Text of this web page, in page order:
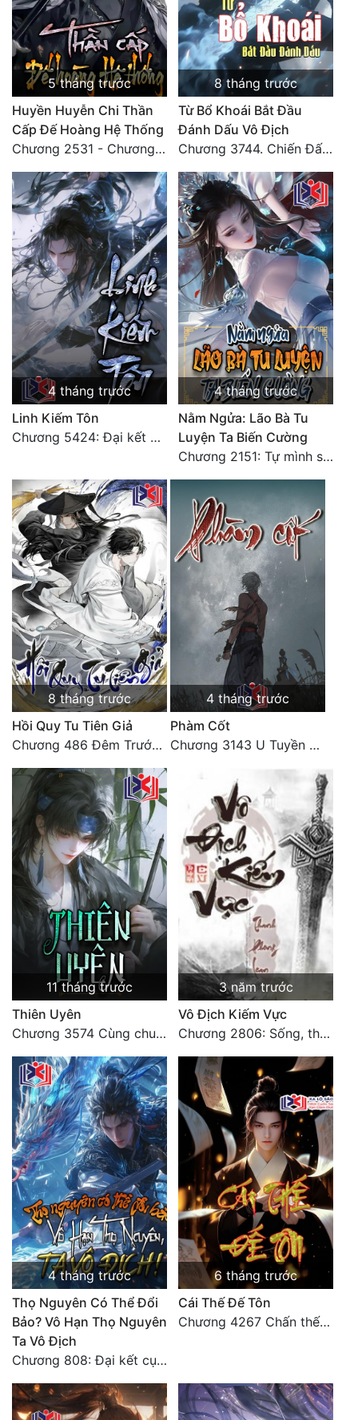
Tu Chân
Tu Tiên
Tội Phạm
Vô Địch
Võ Hiệp
Võng Du
Xuyên Không
Xuyên Nhanh
Xuyên Sách
Xuyên Thư
Điền Văn
Đô Thị
Đông Phương
Đông Phương Huyền Huyễn
Cẩu Đạo Trường Sinh
Ngự Thú
Truyện Nam
Truyện Nữ
Vô Địch Lưu
Xây Dựng Thế Lực
Đam Mỹ
Đẹp
Đẹp Hiệp
Tính Cách Nhân Vật :
Cơ Trí
Sát Phạt Quyết Đoán
Vô Sỉ
Điềm Đạm
5 tháng trước
Huyền Huyễn Chi Thần
Cấp Đế Hoàng Hệ Thống
Chương 2531 - Chương cuối
8 tháng trước
Từ Bổ Khoái Bắt Đầu
Đánh Dấu Vô Địch
Chương 3744. Chiến Đấu nghiền ép, Cực Thiên Chỉ Chủ (Đại Kết Cục)
4 tháng trước
Linh Kiếm Tôn
Chương 5424: Đại kết cục (Hạ)
4 tháng trước
Nằm Ngửa: Lão Bà Tu
Luyện Ta Biến Cường
Chương 2151: Tự mình sụp đổ, nhận biết hủy diệt
8 tháng trước
Hồi Quy Tu Tiên Giả
Chương 486 Đêm Trước Ngày Tận Thế (3)
4 tháng trước
Phàm Cốt
Chương 3143 U Tuyền Điện, U Minh dị tượng bách quỷ dạ hành
11 tháng trước
Thiên Uyên
Chương 3574 Cùng chung tay, thành công (2/2)
3 năm trước
Vô Địch Kiếm Vực
Chương 2806: Sống, thật tốt! (Đại kết cục)
4 tháng trước
Thọ Nguyên Có Thể Đổi
Bảo? Vô Hạn Thọ Nguyên
Ta Vô Địch
Chương 808: Đại kết cục! ! ! ! ! !
6 tháng trước
Cái Thế Đế Tôn
Chương 4267 Chấn thế thiên quan (đại kết cục)